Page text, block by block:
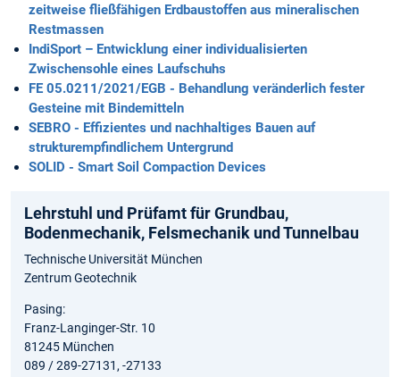
zeitweise fließfähigen Erdbaustoffen aus mineralischen
Restmassen
IndiSport – Entwicklung einer individualisierten
Zwischensohle eines Laufschuhs
FE 05.0211/2021/EGB - Behandlung veränderlich fester
Gesteine mit Bindemitteln
SEBRO - Effizientes und nachhaltiges Bauen auf
strukturempfindlichem Untergrund
SOLID - Smart Soil Compaction Devices
Lehrstuhl und Prüfamt für Grundbau,
Bodenmechanik, Felsmechanik und Tunnelbau
Technische Universität München
Zentrum Geotechnik
Pasing:
Franz-Langinger-Str. 10
81245 München
089 / 289-27131, -27133